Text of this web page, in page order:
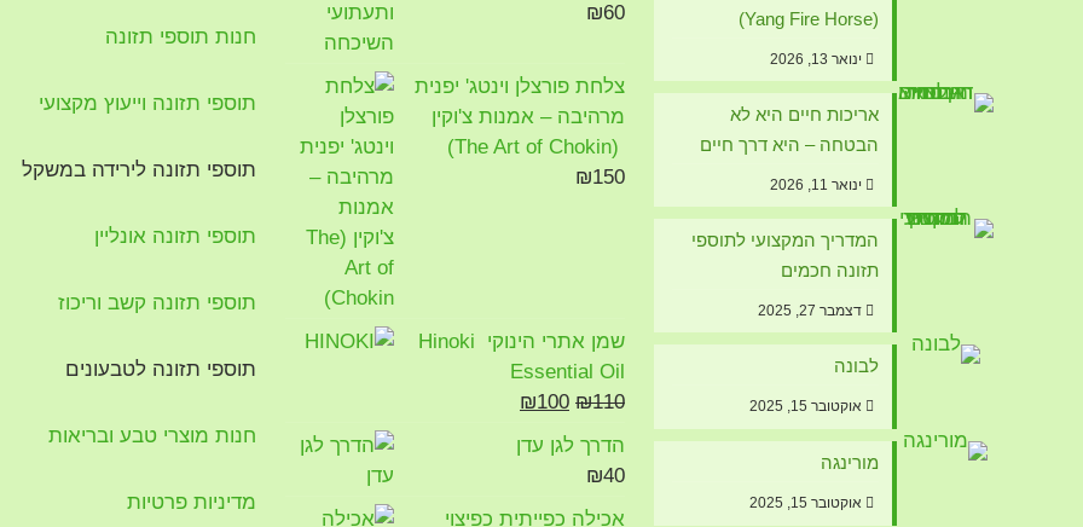
(Yang Fire Horse)
ינואר 13, 2026
אריכות חיים היא לא
הבטחה – היא דרך חיים
ינואר 11, 2026
המדריך המקצועי לתוספי
תזונה חכמים
דצמבר 27, 2025
לבונה
אוקטובר 15, 2025
מורינגה
אוקטובר 15, 2025
₪60
צלחת פורצלן וינטג' יפנית
מרהיבה – אמנות צ'וקין
(The Art of Chokin)
₪150
שמן אתרי הינוקי Hinoki
Essential Oil
₪110
המחיר
המקורי
היה:
₪100
הוא:
הדרך לגן עדן
₪40
אכילה כפייתית כפיצוי
חנות תוספי תזונה
תוספי תזונה וייעוץ מקצועי
תוספי תזונה לירידה במשקל
תוספי תזונה אונליין
תוספי תזונה קשב וריכוז
תוספי תזונה לטבעונים
חנות מוצרי טבע ובריאות
מדיניות פרטיות